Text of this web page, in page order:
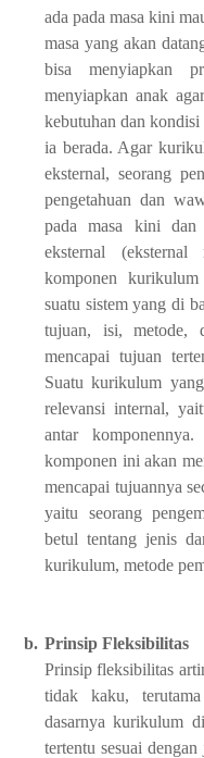
ada pada masa kini
masa yang akan
bisa menyiapkan
menyiapkan anak
kebutuhan dan
ia berada. Agar
eksternal, seorang
pengetahuan dan
pada masa kini dan
eksternal (eksternal
komponen
suatu sistem yang di
tujuan, isi, metode,
mencapai tujuan
Suatu kurikulum
relevansi internal,
antar
komponen ini akan
mencapai tujuannya
yaitu seorang
betul tentang jenis
kurikulum, metode
b. Prinsip Fleksibilitas
Prinsip fleksibilitas
tidak kaku,
dasarnya kurikulum
tertentu sesuai